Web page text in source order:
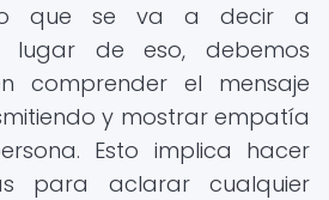
que se va a decir a
lugar de eso, debemos
comprender el mensaje
y mostrar empatía
Esto implica hacer
para aclarar cualquier